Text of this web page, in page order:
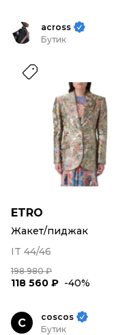
across
Бутик
ETRO
Жакет/пиджак
IT 44/46
198 980 ₽
118 560 ₽ -40%
C
coscos
Бутик